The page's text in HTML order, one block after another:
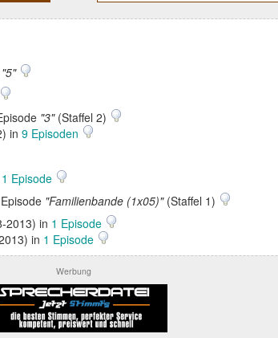
"5"
"3"(Staffel 2)
in 9 Episoden
1 Episode
"Familienbande (1x05)"(Staffel 1)
2013) in 1 Episode
in 1 Episode
Werbung